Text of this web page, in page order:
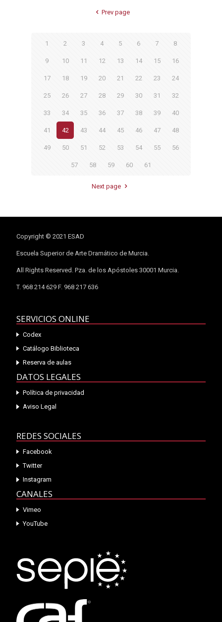
Prev page
1 2 3 4 5 6 7 8
9 10 11 12 13 14 15 16
17 18 19 20 21 22 23 24
25 26 27 28 29 30 31 32
33 34 35 36 37 38 39 40
41 42 43 44 45 46 47 48
49 50 51 52 53 54 55 56
57 58 59 60 61
Next page
Copyright © 2021 ESAD
Escuela Superior de Arte Dramático de Murcia.
All Rights Reserved. Pza. de los Apóstoles 30001 Murcia.
T. 968 214 629 F. 968 217 636
SERVICIOS ONLINE
Codex
Catálogo Biblioteca
Reserva de aulas
DATOS LEGALES
Política de privacidad
Aviso Legal
REDES SOCIALES
Facebook
Twitter
Instagram
CANALES
Vimeo
YouTube